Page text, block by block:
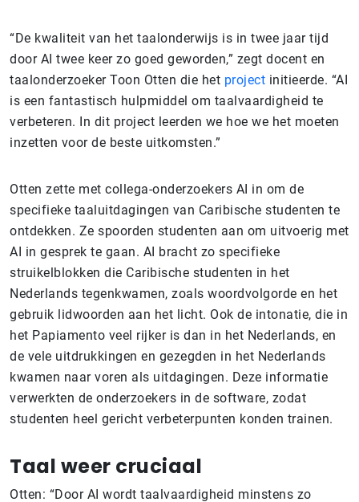
“De kwaliteit van het taalonderwijs is in twee jaar tijd
door AI twee keer zo goed geworden,” zegt docent en
taalonderzoeker Toon Otten die het project initieerde. “AI
is een fantastisch hulpmiddel om taalvaardigheid te
verbeteren. In dit project leerden we hoe we het moeten
inzetten voor de beste uitkomsten.”
Otten zette met collega-onderzoekers AI in om de
specifieke taaluitdagingen van Caribische studenten te
ontdekken. Ze spoorden studenten aan om uitvoerig met
AI in gesprek te gaan. AI bracht zo specifieke
struikelblokken die Caribische studenten in het
Nederlands tegenkwamen, zoals woordvolgorde en het
gebruik lidwoorden aan het licht. Ook de intonatie, die in
het Papiamento veel rijker is dan in het Nederlands, en
de vele uitdrukkingen en gezegden in het Nederlands
kwamen naar voren als uitdagingen. Deze informatie
verwerkten de onderzoekers in de software, zodat
studenten heel gericht verbeterpunten konden trainen.
Taal weer cruciaal
Otten: “Door AI wordt taalvaardigheid minstens zo